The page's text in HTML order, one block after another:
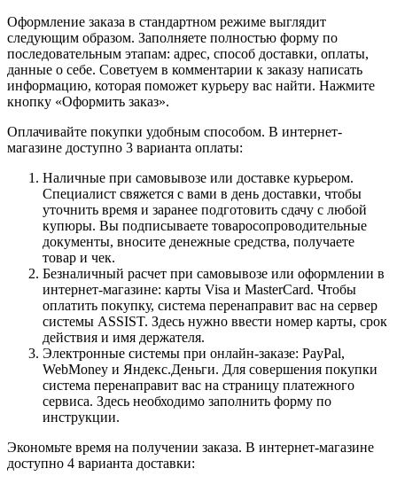
Оформление заказа в стандартном режиме выглядит
следующим образом. Заполняете полностью форму по
последовательным этапам: адрес, способ доставки, оплаты,
данные о себе. Советуем в комментарии к заказу написать
информацию, которая поможет курьеру вас найти. Нажмите
кнопку «Оформить заказ».
Оплачивайте покупки удобным способом. В интернет-
магазине доступно 3 варианта оплаты:
Наличные при самовывозе или доставке курьером.
Специалист свяжется с вами в день доставки, чтобы
уточнить время и заранее подготовить сдачу с любой
купюры. Вы подписываете товаросопроводительные
документы, вносите денежные средства, получаете
товар и чек.
Безналичный расчет при самовывозе или оформлении в
интернет-магазине: карты Visa и MasterCard. Чтобы
оплатить покупку, система перенаправит вас на сервер
системы ASSIST. Здесь нужно ввести номер карты, срок
действия и имя держателя.
Электронные системы при онлайн-заказе: PayPal,
WebMoney и Яндекс.Деньги. Для совершения покупки
система перенаправит вас на страницу платежного
сервиса. Здесь необходимо заполнить форму по
инструкции.
Экономьте время на получении заказа. В интернет-магазине
доступно 4 варианта доставки: